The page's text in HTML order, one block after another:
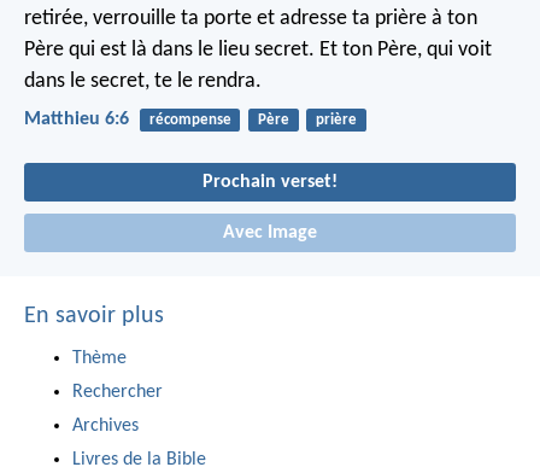
retirée, verrouille ta porte et adresse ta prière à ton
Père qui est là dans le lieu secret. Et ton Père, qui voit
dans le secret, te le rendra.
Matthieu 6:6 récompense Père prière
Prochain verset!
Avec Image
En savoir plus
Thème
Rechercher
Archives
Livres de la Bible